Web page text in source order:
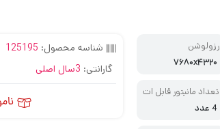
رزولوشن
۷۶۸۰x۴۳۲۰
تعداد مانیتور قابل ات
صال4 عدد
شناسه محصول: 125195
گارانتی: 3سال اصلی